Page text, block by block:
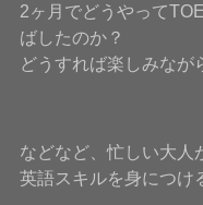
2ヶ月でどうやって
ばしたのか？
どうすれば楽しみなが
などなど、忙しい大人
英語スキルを身につけ